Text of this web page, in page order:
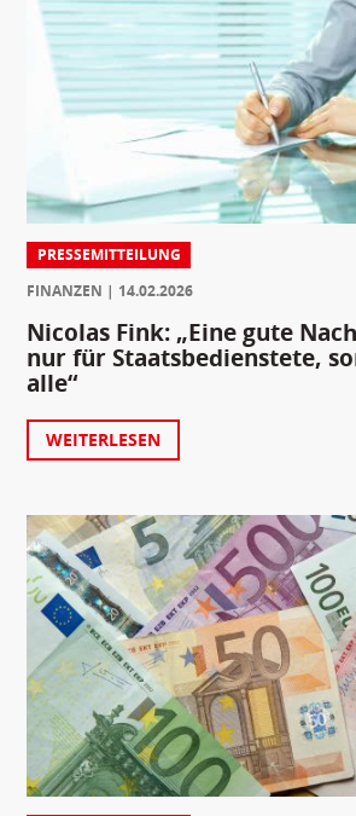
PRESSEMITTEILUNG
FINANZEN
14.02.2026
Nicolas Fink: „Eine gute
nur für Staatsbedienstete,
alle“
WEITERLESEN